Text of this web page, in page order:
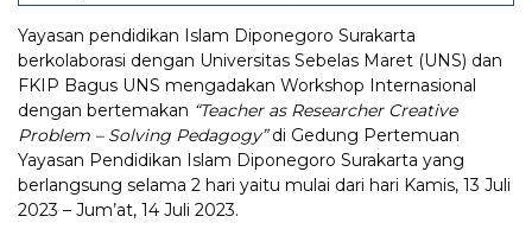
Yayasan pendidikan Islam Diponegoro Surakarta
berkolaborasi dengan Universitas Sebelas Maret (UNS) dan
FKIP Bagus UNS mengadakan Workshop Internasional
dengan bertemakan “Teacher as Researcher Creative
Problem – Solving Pedagogy”di Gedung Pertemuan
Yayasan Pendidikan Islam Diponegoro Surakarta yang
berlangsung selama 2 hari yaitu mulai dari hari Kamis, 13 Juli
2023 – Jum’at, 14 Juli 2023.